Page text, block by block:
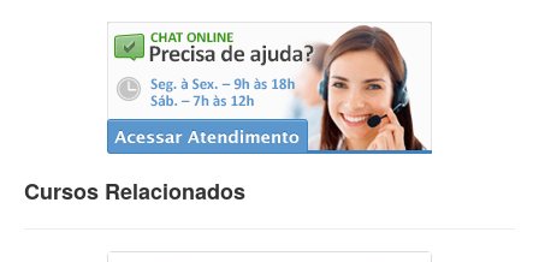
Cursos Relacionados